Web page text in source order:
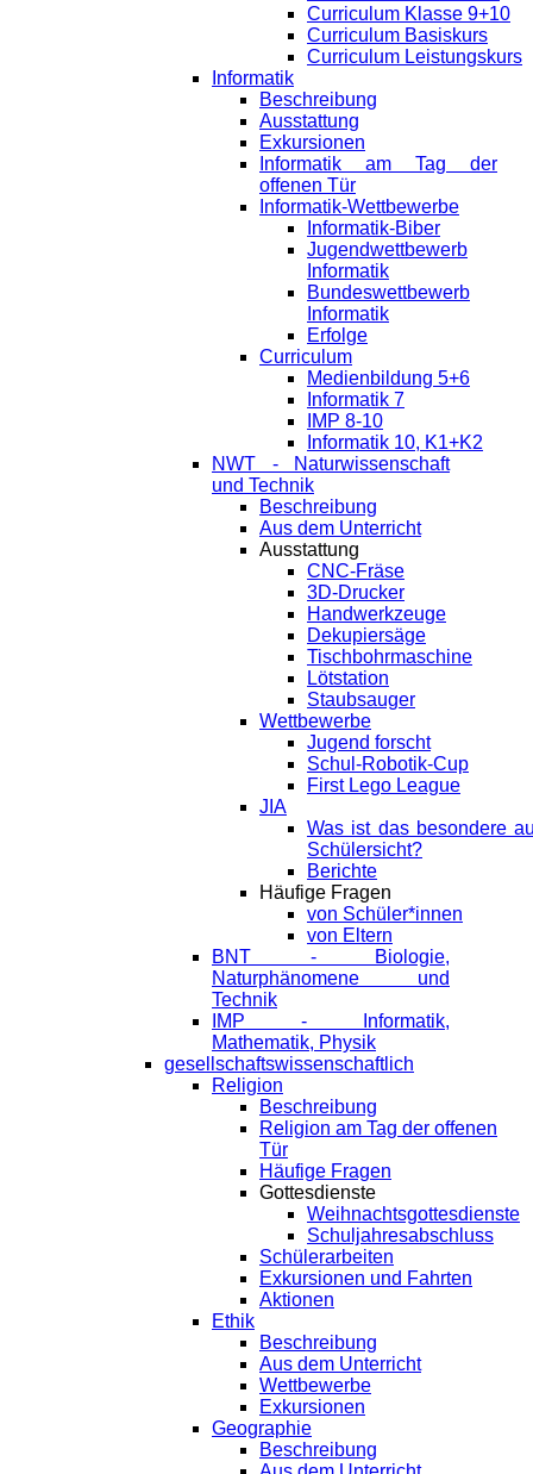
Curriculum Klasse 9+10
Curriculum Basiskurs
Curriculum Leistungskurs
Informatik
Beschreibung
Ausstattung
Exkursionen
Informatik am Tag der
offenen Tür
Informatik-Wettbewerbe
Informatik-Biber
Jugendwettbewerb
Informatik
Bundeswettbewerb
Informatik
Erfolge
Curriculum
Medienbildung 5+6
Informatik 7
IMP 8-10
Informatik 10, K1+K2
NWT - Naturwissenschaft
und Technik
Beschreibung
Aus dem Unterricht
Ausstattung
CNC-Fräse
3D-Drucker
Handwerkzeuge
Dekupiersäge
Tischbohrmaschine
Lötstation
Staubsauger
Wettbewerbe
Jugend forscht
Schul-Robotik-Cup
First Lego League
JIA
Was ist das besondere
Schülersicht?
Berichte
Häufige Fragen
von Schüler*innen
von Eltern
BNT - Biologie,
Naturphänomene und
Technik
IMP - Informatik,
Mathematik, Physik
gesellschaftswissenschaftlich
Religion
Beschreibung
Religion am Tag der offenen
Tür
Häufige Fragen
Gottesdienste
Weihnachtsgottesdienste
Schuljahresabschluss
Schülerarbeiten
Exkursionen und Fahrten
Aktionen
Ethik
Beschreibung
Aus dem Unterricht
Wettbewerbe
Exkursionen
Geographie
Beschreibung